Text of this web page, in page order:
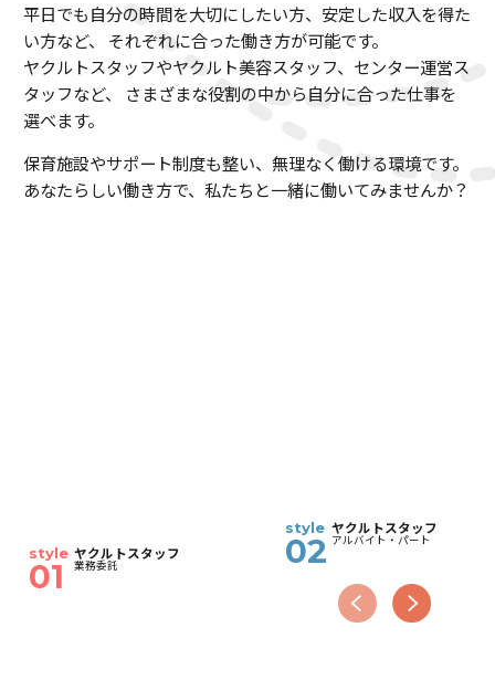
平日でも自分の時間を大切にしたい方、安定した収入を得た
い方など、
それぞれに合った働き方が可能です。
ヤクルトスタッフやヤクルト美容スタッフ、センター運営ス
タッフなど、
さまざまな役割の中から自分に合った仕事を
選べます。
保育施設やサポート制度も整い、無理なく働ける環境です。
あなたらしい働き方で、私たちと一緒に働いてみませんか？
style
01
ヤクルトスタッフ
業務委託
style
02
ヤクルトスタッフ
アルバイト・パート